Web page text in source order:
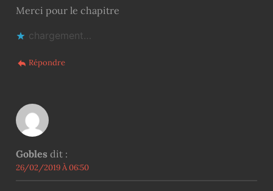
Merci pour le chapitre
chargement…
Répondre
Gobles dit :
26/02/2019 À 06:50